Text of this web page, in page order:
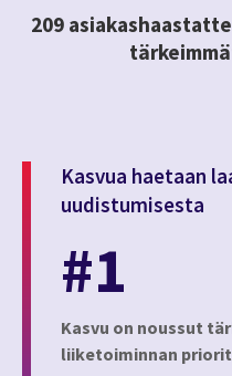
209
Kasvua haetaan
uudistumisesta
#1
Kasvu on noussut
liiketoiminnan